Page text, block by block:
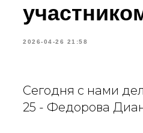
2026-04-26 21:58
Сегодня с нами
25 - Федорова